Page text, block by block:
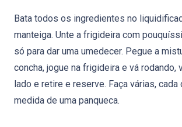
Bata todos os ingredientes no
manteiga. Unte a frigideira com
só para dar uma umedecer. Pegue a
concha, jogue na frigideira e vá rodando,
lado e retire e reserve. Faça várias, cada
medida de uma panqueca.